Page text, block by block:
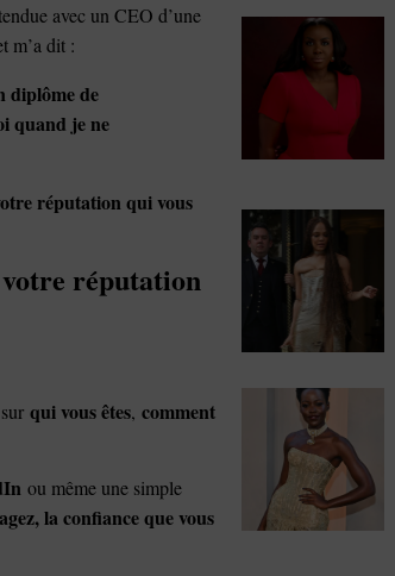
avec un CEO d’une
m’a dit :
diplôme de
quand je ne
réputation qui vous
réputation
qui vous êtes, comment
ou même une simple
la confiance que vous